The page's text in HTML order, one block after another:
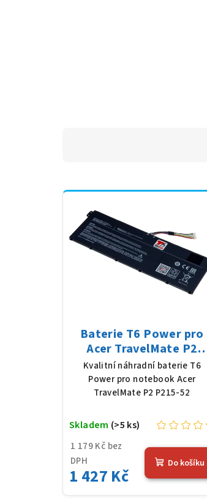
Baterie T6 Power pro
Acer TravelMate P2
P215-52, Li-Poly, 11,61 V,
4683 mAh (54,36 Wh),
černá
Kvalitní náhradní baterie T6
Power pro notebook Acer
TravelMate P2 P215-52
1 179 Kč bez
DPH
1 427 Kč
Skladem (>5 ks)
Do košíku